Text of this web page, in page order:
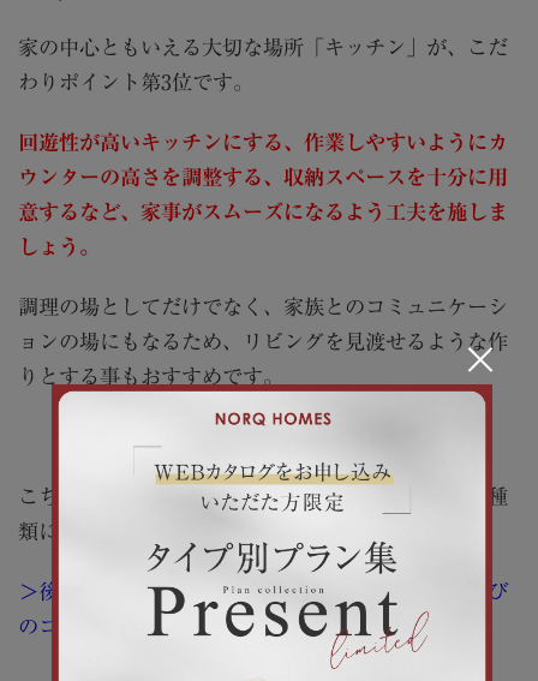
家の中心ともいえる大切な場所「キッチン」が、こだ
わりポイント第3位です。
回遊性が高いキッチンにする、作業しやすいようにカ
ウンターの高さを調整する、収納スペースを十分に用
意するなど、家事がスムーズになるよう工夫を施しま
しょう。
調理の場としてだけでなく、家族とのコミュニケーシ
ョンの場にもなるため、リビングを見渡せるような作
りとする事もおすすめです。
こちらの記事では、キッチンの選び方やおすすめの種
類について紹介しています。
＞後悔しない注文住宅のキッチン対策｜メーカー選び
のコツとおすすめのキッチンタイプを解説
×